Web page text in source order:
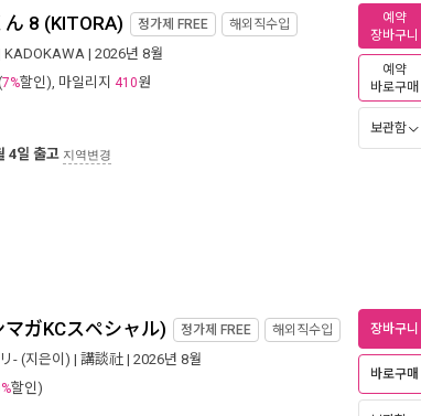
8 (KITORA) 정가제 FREE 해외직수입
KADOKAWA | 2026년 8월
7%할인), 마일리지 410원
4일 출고 지역변경
예약
장바구니
예약
바로구매
보관함
ガKCスペシャル) 정가제 FREE 해외직수입
- (지은이) | 講談社 | 2026년 8월
할인)
장바구니
바로구매